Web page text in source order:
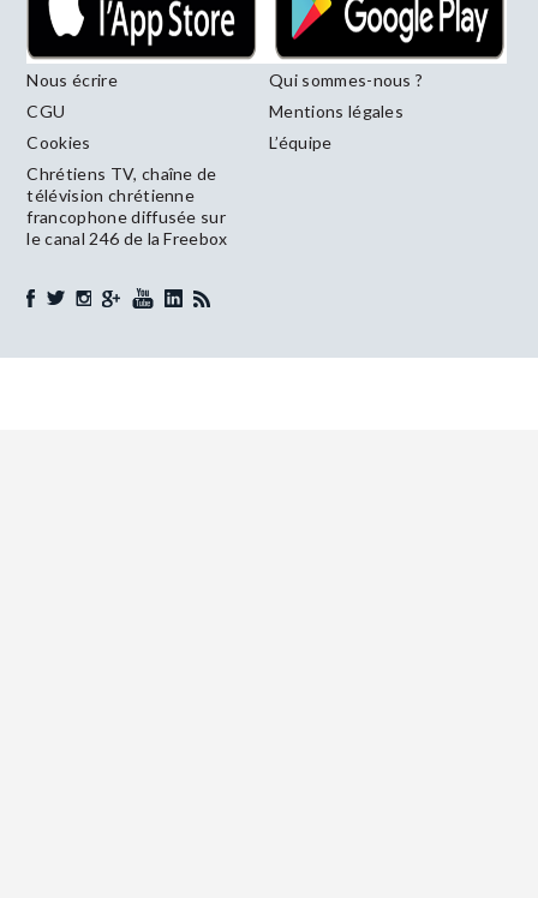
Nous écrire
Qui sommes-nous ?
CGU
Mentions légales
Cookies
L’équipe
Chrétiens TV, chaîne de
télévision chrétienne
francophone diffusée sur
le canal 246 de la Freebox